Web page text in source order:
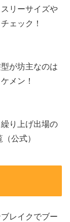
リーサイズや
ェック！
が坊主なのは
メン！
り上げ出場の
公式）
レイクでブー